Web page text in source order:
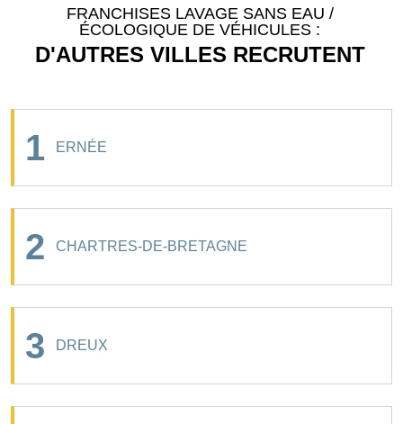
FRANCHISES LAVAGE SANS EAU /
ÉCOLOGIQUE DE VÉHICULES :
D'AUTRES VILLES RECRUTENT
1 ERNÉE
2 CHARTRES-DE-BRETAGNE
3 DREUX